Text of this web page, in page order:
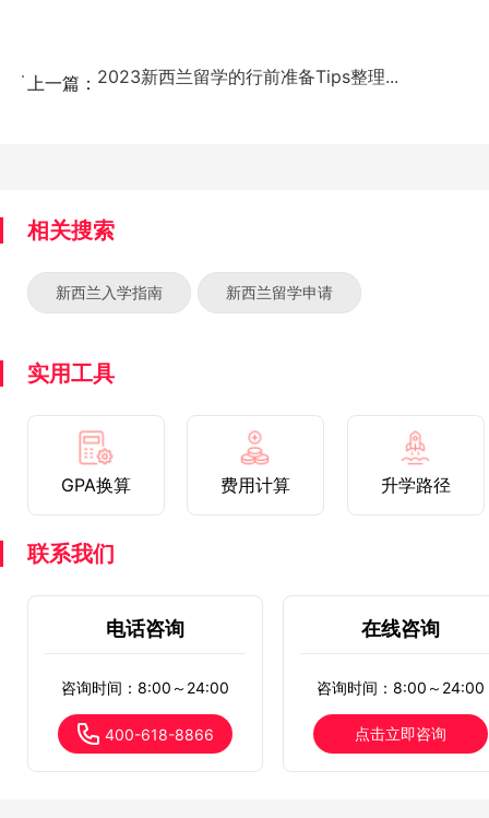
上一篇： 2023新西兰留学的行前准备Tips整理...
相关搜索
新西兰入学指南 新西兰留学申请
实用工具
GPA换算 费用计算 升学路径
联系我们
电话咨询
咨询时间：8:00～24:00
400-618-8866
在线咨询
咨询时间：8:00～24:00
点击立即咨询